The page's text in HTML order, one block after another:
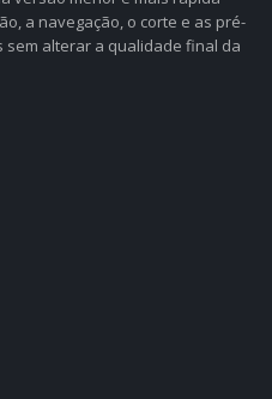
a navegação, o corte e as pré-
alterar a qualidade final da